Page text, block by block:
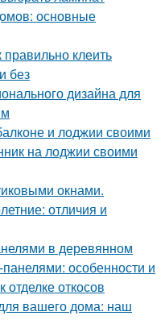
основные
клеить
без
дизайна для
и лоджии своими
на лоджии своими
окнами.
отличия и
в деревянном
особенности и
отделке откосов
вашего дома: наш